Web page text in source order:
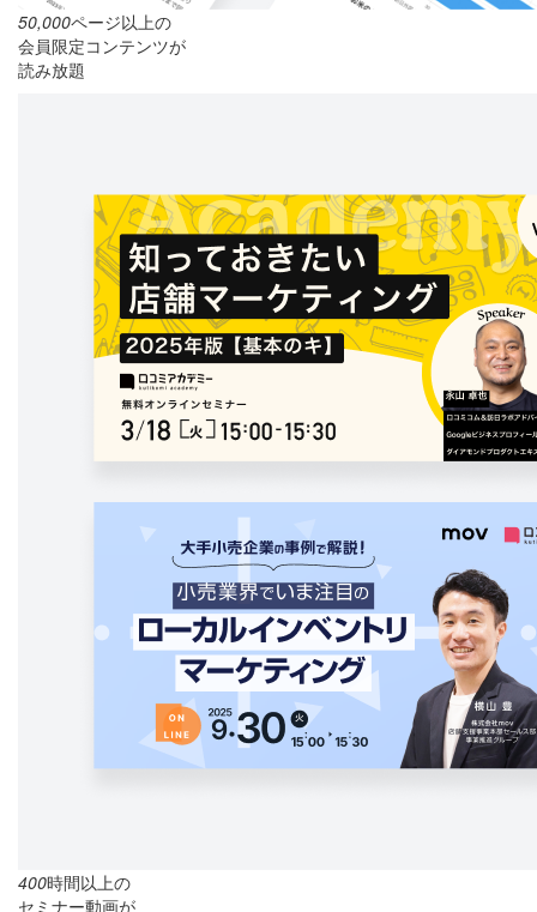
50,000ページ以上の
会員限定コンテンツが
読み放題
400時間以上の
セミナー動画が